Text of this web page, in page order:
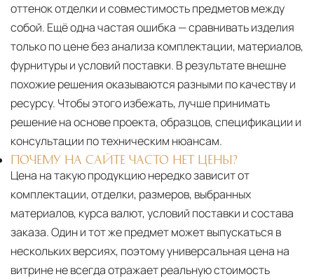
оттенок отделки и совместимость предметов между
собой. Ещё одна частая ошибка — сравнивать изделия
только по цене без анализа комплектации, материалов,
фурнитуры и условий поставки. В результате внешне
похожие решения оказываются разными по качеству и
ресурсу. Чтобы этого избежать, лучше принимать
решение на основе проекта, образцов, спецификации и
консультации по техническим нюансам.
ПОЧЕМУ НА САЙТЕ ЧАСТО НЕТ ЦЕНЫ?
Цена на такую продукцию нередко зависит от
комплектации, отделки, размеров, выбранных
материалов, курса валют, условий поставки и состава
заказа. Один и тот же предмет может выпускаться в
нескольких версиях, поэтому универсальная цена на
витрине не всегда отражает реальную стоимость